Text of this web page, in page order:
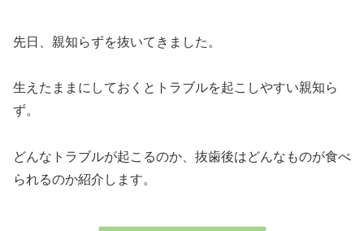
先日、親知らずを抜いてきました。
生えたままにしておくとトラブルを起こしやすい親知ら
ず。
どんなトラブルが起こるのか、抜歯後はどんなものが食べ
られるのか紹介します。